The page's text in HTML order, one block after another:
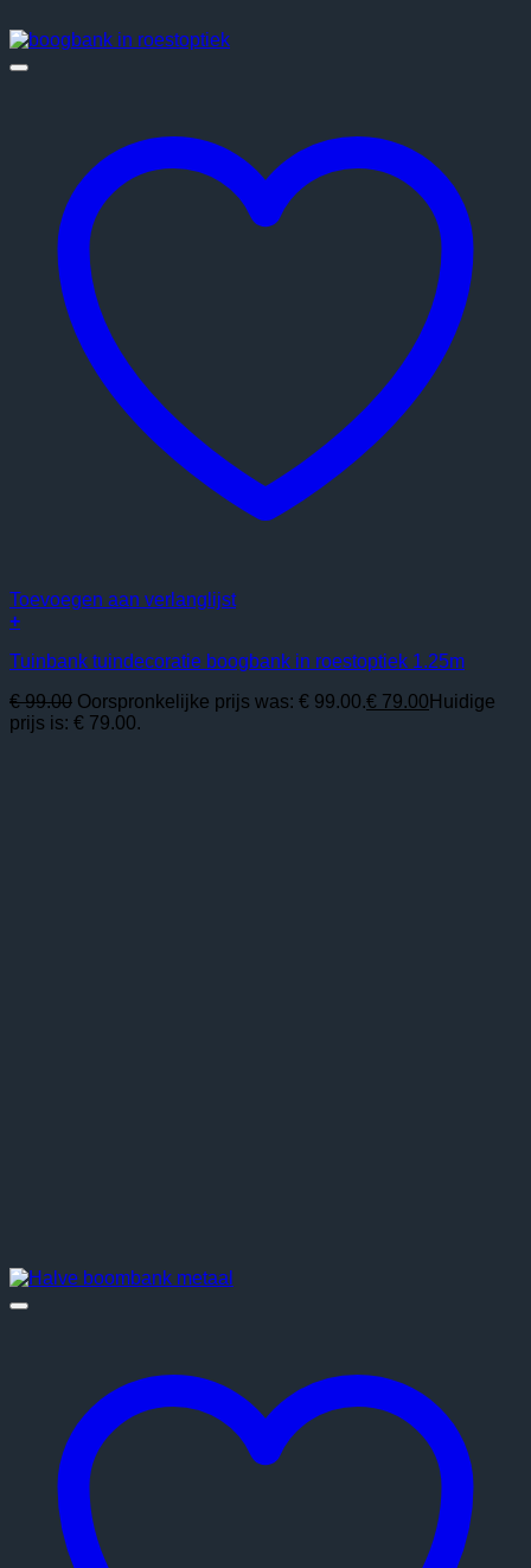
Toevoegen aan verlanglijst
+
Tuinbank tuindecoratie boogbank in roestoptiek 1.25m
€99.00 Oorspronkelijke prijs was: € 99.00.€ 79.00 Huidige
prijs is: € 79.00.